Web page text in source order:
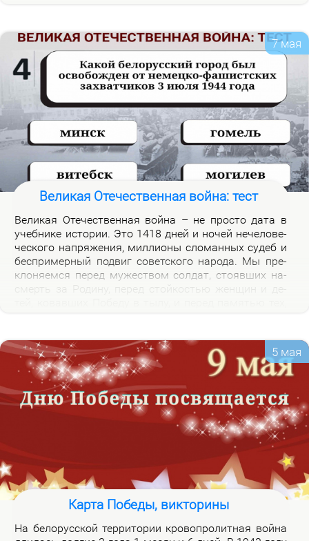
вер­си­те­та.
7 мая
Великая Отечественная война: тест
Ве­ли­кая Оте­че­ствен­ная вой­на – не про­сто да­та в
учеб­ни­ке ис­то­рии. Это 1418 дней и но­чей нече­ло­ве­
че­ско­го на­пря­же­ния, мил­ли­о­ны сло­ман­ных су­деб и
бес­при­мер­ный по­двиг со­вет­ско­го на­ро­да. Мы пре­
кло­ня­ем­ся пе­ред му­же­ством сол­дат, сто­яв­ших на­
ям.
5 мая
Карта Победы, викторины
На бе­ло­рус­ской тер­ри­то­рии кро­во­про­лит­ная вой­на